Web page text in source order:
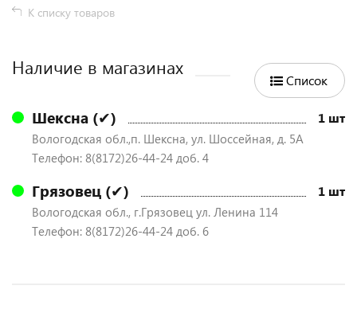
К списку товаров
Наличие в магазинах
Список
Шексна (✔) 1 шт
Вологодская обл.,п. Шексна, ул. Шоссейная, д. 5А
Телефон: 8(8172)26-44-24 доб. 4
Грязовец (✔) 1 шт
Вологодская обл., г.Грязовец ул. Ленина 114
Телефон: 8(8172)26-44-24 доб. 6